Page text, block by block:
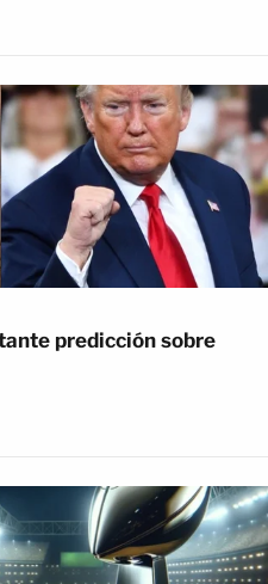
predicción sobre